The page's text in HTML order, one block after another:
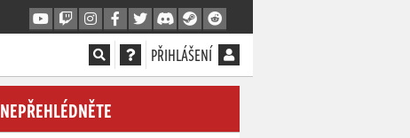
PŘIHLÁŠENÍ
NEPŘEHLÉDNĚTE